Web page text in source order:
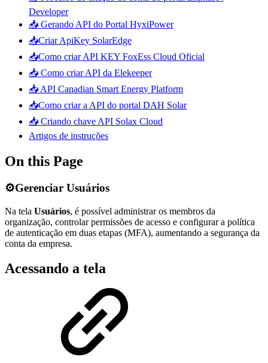
Developer
📥 Gerando API do Portal HyxiPower
📥Criar ApiKey SolarEdge
📥Como criar API KEY FoxEss Cloud Oficial
📥 Como criar API da Elekeeper
📥 API Canadian Smart Energy Platform
📥Como criar a API do portal DAH Solar
📥 Criando chave API Solax Cloud
Artigos de instruções
On this Page
⚙️Gerenciar Usuários
Na tela Usuários, é possível administrar os membros da
organização, controlar permissões de acesso e configurar a política
de autenticação em duas etapas (MFA), aumentando a segurança da
conta da empresa.
Acessando a tela